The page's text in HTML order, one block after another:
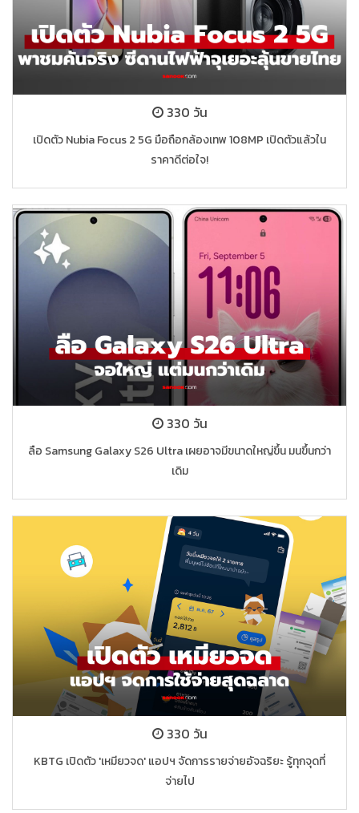
330 วัน
เปิดตัว Nubia Focus 2 5G มือถือกล้องเทพ 108MP เปิดตัวแล้วใน
ราคาดีต่อใจ!
330 วัน
ลือ Samsung Galaxy S26 Ultra เผยอาจมีขนาดใหญ่ขึ้น มนขึ้นกว่า
เดิม
330 วัน
KBTG เปิดตัว 'เหมียวจด' แอปฯ จัดการรายจ่ายอัจฉริยะ รู้ทุกจุดที่
จ่ายไป